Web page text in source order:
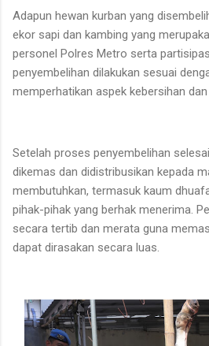
Adapun hewan kurban yang
ekor sapi dan kambing yang
personel Polres Metro serta
penyembelihan dilakukan sesuai
memperhatikan aspek kebersihan
Setelah proses penyembelihan
dikemas dan didistribusikan kepada
membutuhkan, termasuk kaum
pihak-pihak yang berhak menerima.
secara tertib dan merata guna
dapat dirasakan secara luas.